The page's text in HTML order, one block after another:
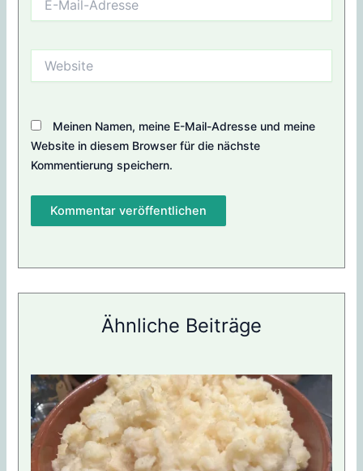
Mail-
Meinen Namen, meine E-Mail-Adresse und meine
Website in diesem Browser für die nächste
Kommentierung speichern.
Ähnliche Beiträge